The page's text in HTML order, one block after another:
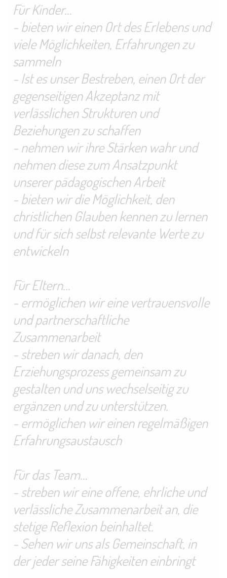
Für Kinder…
- bieten wir einen Ort des Erlebens und
viele Möglichkeiten, Erfahrungen zu
sammeln
- Ist es unser Bestreben, einen Ort der
gegenseitigen Akzeptanz mit
verlässlichen Strukturen und
Beziehungen zu schaffen
- nehmen wir ihre Stärken wahr und
nehmen diese zum Ansatzpunkt
unserer pädagogischen Arbeit
- bieten wir die Möglichkeit, den
christlichen Glauben kennen zu lernen
und für sich selbst relevante Werte zu
entwickeln
Für Eltern…
- ermöglichen wir eine vertrauensvolle
und partnerschaftliche
Zusammenarbeit
- streben wir danach, den
Erziehungsprozess gemeinsam zu
gestalten und uns wechselseitig zu
ergänzen und zu unterstützen.
- ermöglichen wir einen regelmäßigen
Erfahrungsaustausch
Für das Team…
- streben wir eine offene, ehrliche und
verlässliche Zusammenarbeit an, die
stetige Reflexion beinhaltet.
- Sehen wir uns als Gemeinschaft, in
der jeder seine Fähigkeiten einbringt